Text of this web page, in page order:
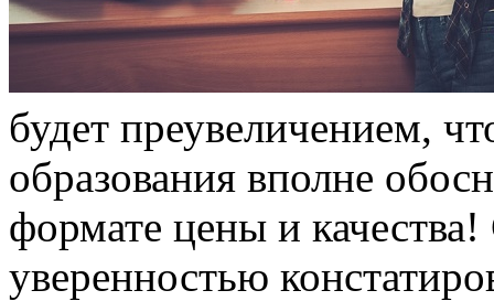
будeт преувеличением,
образования вполне
формате цены и
уверенностью